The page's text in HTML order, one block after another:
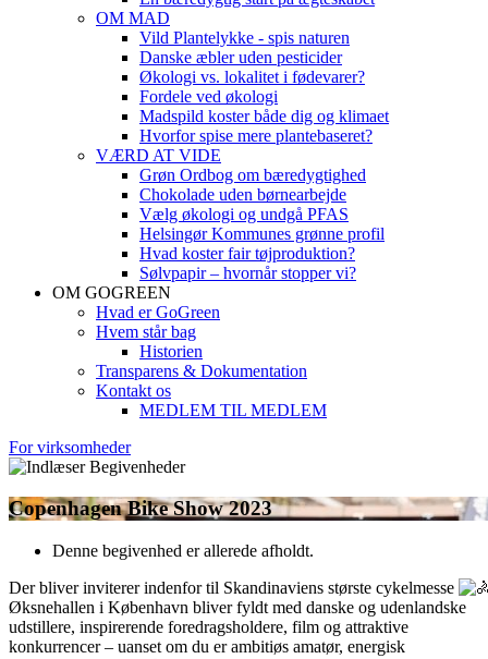
OM MAD
Vild Plantelykke - spis naturen
Danske æbler uden pesticider
Økologi vs. lokalitet i fødevarer?
Fordele ved økologi
Madspild koster både dig og klimaet
Hvorfor spise mere plantebaseret?
VÆRD AT VIDE
Grøn Ordbog om bæredygtighed
Chokolade uden børnearbejde
Vælg økologi og undgå PFAS
Helsingør Kommunes grønne profil
Hvad koster fair tøjproduktion?
Sølvpapir – hvornår stopper vi?
OM GOGREEN
Hvad er GoGreen
Hvem står bag
Historien
Transparens & Dokumentation
Kontakt os
MEDLEM TIL MEDLEM
For virksomheder
Copenhagen Bike Show 2023
Denne begivenhed er allerede afholdt.
Der bliver inviterer indenfor til Skandinaviens største cykelmesse
Øksnehallen i København bliver fyldt med danske og udenlandske
udstillere, inspirerende foredragsholdere, film og attraktive
konkurrencer – uanset om du er ambitiøs amatør, energisk